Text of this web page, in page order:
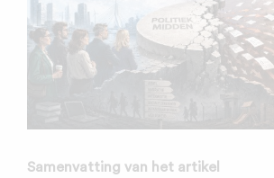
Samenvatting van het artikel